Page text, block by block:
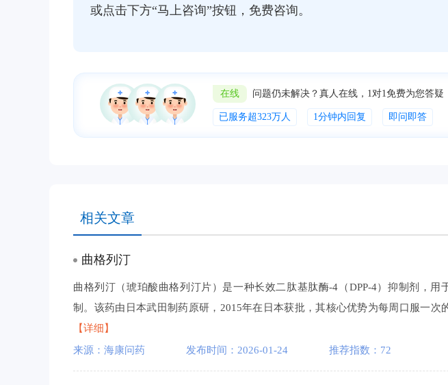
或点击下方“马上咨询”按钮，免费咨询。
在线 问题仍未解决？真人在线，1对1免费为您答疑
已服务超323万人 1分钟内回复 即问即答
相关文章
曲格列汀
曲格列汀（琥珀酸曲格列汀片）是一种长效二肽基肽酶-4（DPP-4）抑制剂，用
制。该药由日本武田制药原研，2015年在日本获批，其核心优势为每周口服一次
【详细】
来源：海康问药
发布时间：2026-01-24 推荐指数：72